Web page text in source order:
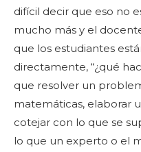
difícil decir que eso no
mucho más y el
que los estudiantes
directamente, “¿qué
que resolver un
matemáticas, elaborar
cotejar con lo que se
lo que un experto o el